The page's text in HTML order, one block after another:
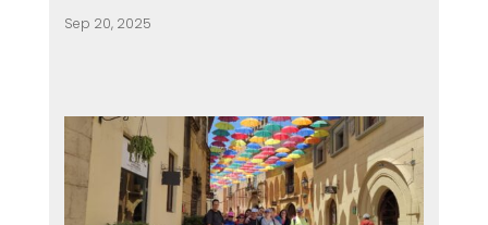
Sep 20, 2025